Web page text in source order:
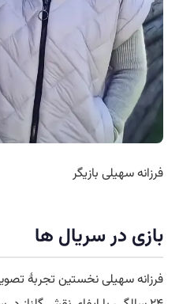
فرزانه سهیلی بازیگر
بازی در سریال ها